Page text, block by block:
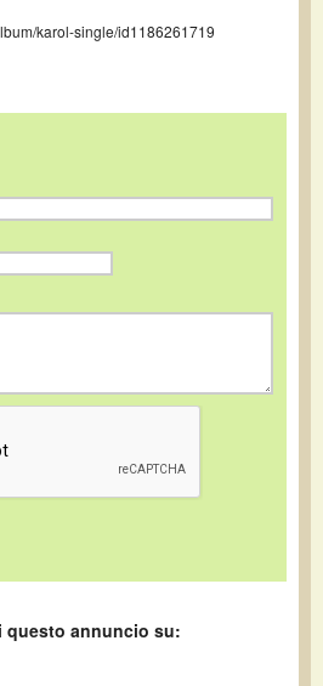
karol-single/id1186261719
questo annuncio su: